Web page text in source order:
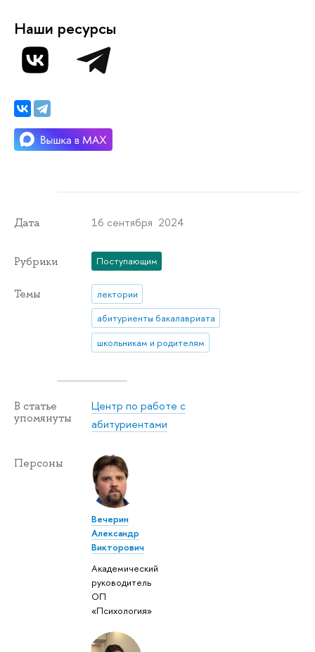
Наши ресурсы
Дата 16 сентября 2024
Рубрики Поступающим
Темы
лектории
абитуриенты бакалавриата
школьникам и родителям
В статье
упомянуты
Центр по работе с
абитуриентами
Персоны
Вечерин
Александр
Викторович
Академический
руководитель
ОП
«Психология»